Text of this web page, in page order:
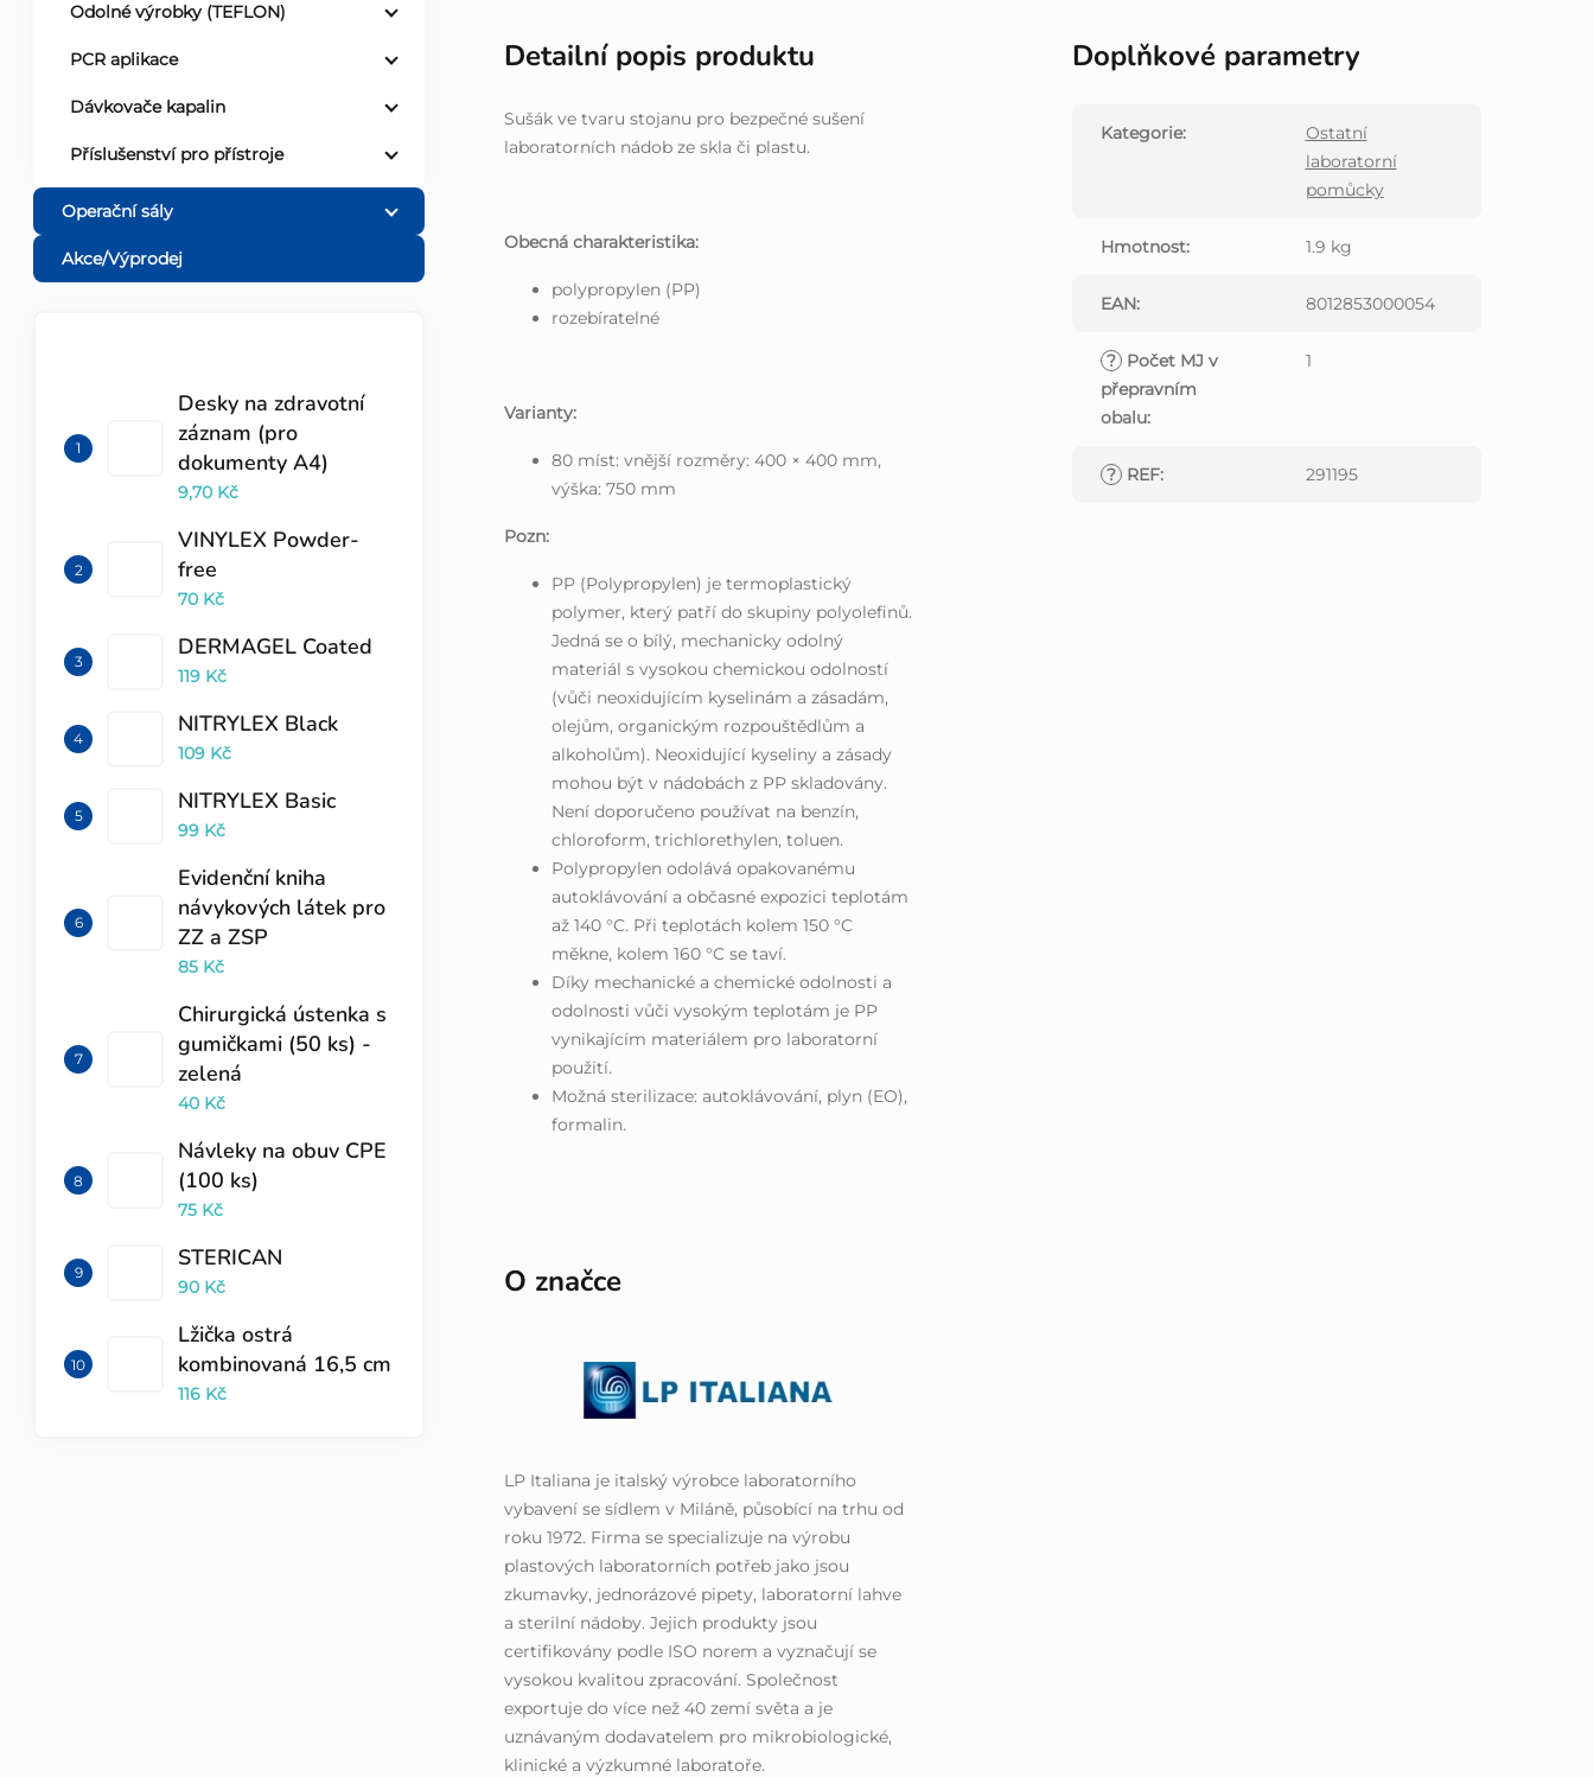
Odolné výrobky (TEFLON)
PCR aplikace
Dávkovače kapalin
Příslušenství pro přístroje
Operační sály
Akce/Výprodej
Desky na zdravotní
záznam (pro
dokumenty A4)
9,70 Kč
VINYLEX Powder-
free
70 Kč
DERMAGEL Coated
119 Kč
NITRYLEX Black
109 Kč
NITRYLEX Basic
99 Kč
Evidenční kniha
návykových látek pro
ZZ a ZSP
85 Kč
Chirurgická ústenka s
gumičkami (50 ks) -
zelená
40 Kč
Návleky na obuv CPE
(100 ks)
75 Kč
STERICAN
90 Kč
Lžička ostrá
kombinovaná 16,5 cm
116 Kč
Detailní popis produktu
Sušák ve tvaru stojanu pro bezpečné sušení
laboratorních nádob ze skla či plastu.
Obecná charakteristika:
polypropylen (PP)
rozebíratelné
Varianty:
80 míst: vnější rozměry: 400 × 400 mm,
výška: 750 mm
Pozn:
PP (Polypropylen) je termoplastický
polymer, který patří do skupiny polyolefinů.
Jedná se o bílý, mechanicky odolný
materiál s vysokou chemickou odolností
(vůči neoxidujícím kyselinám a zásadám,
olejům, organickým rozpouštědlům a
alkoholům). Neoxidující kyseliny a zásady
mohou být v nádobách z PP skladovány.
Není doporučeno používat na benzín,
chloroform, trichlorethylen, toluen.
Polypropylen odolává opakovanému
autoklávování a občasné expozici teplotám
až 140 °C. Při teplotách kolem 150 °C
měkne, kolem 160 °C se taví.
Díky mechanické a chemické odolnosti a
odolnosti vůči vysokým teplotám je PP
vynikajícím materiálem pro laboratorní
použití.
Možná sterilizace: autoklávování, plyn (EO),
formalin.
O značce
LP Italiana je italský výrobce laboratorního
vybavení se sídlem v Miláně, působící na trhu od
roku 1972. Firma se specializuje na výrobu
plastových laboratorních potřeb jako jsou
zkumavky, jednorázové pipety, laboratorní lahve
a sterilní nádoby. Jejich produkty jsou
certifikovány podle ISO norem a vyznačují se
vysokou kvalitou zpracování. Společnost
exportuje do více než 40 zemí světa a je
uznávaným dodavatelem pro mikrobiologické,
klinické a výzkumné laboratoře.
Doplňkové parametry
Kategorie:
Ostatní
laboratorní
pomůcky
Hmotnost: 1.9 kg
EAN: 8012853000054
? Počet MJ v
přepravním
obalu:
1
? REF: 291195